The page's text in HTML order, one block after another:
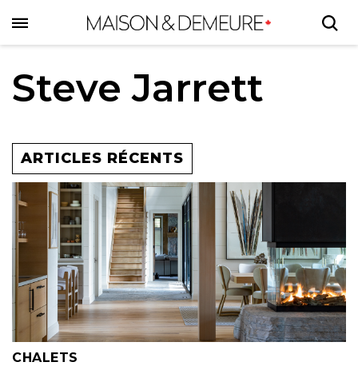
to
main
content
Steve Jarrett
ARTICLES RÉCENTS
CHALETS